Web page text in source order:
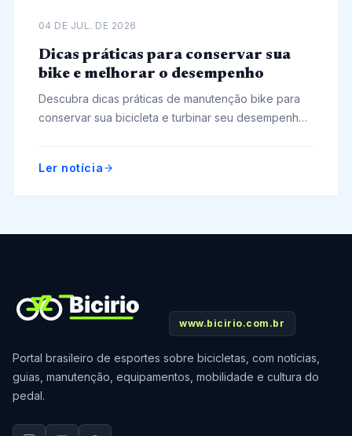
04 DE JUL. DE 2026
Dicas práticas para conservar sua
bike e melhorar o desempenho
Descubra dicas práticas de manutenção bike para
conservar sua bicicleta e turbinar seu desempenho
Ler notícia
www.bicirio.com.br
Portal brasileiro de esportes sobre bicicletas, com notícias,
guias, manutenção, equipamentos, mobilidade e cultura do
pedal.